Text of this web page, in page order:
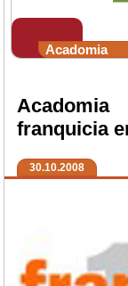
Acadomia
franquicia
30.10.2008